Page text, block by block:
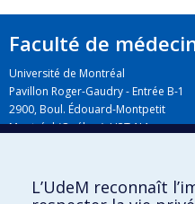
Faculté de
Université de Montréal
Pavillon Roger-Gaudry - Entrée B-1
2900, Boul. Édouard-Montpetit
Montréal (Québec) H3T 1J4
Plan du campus
L’UdeM reconnaît